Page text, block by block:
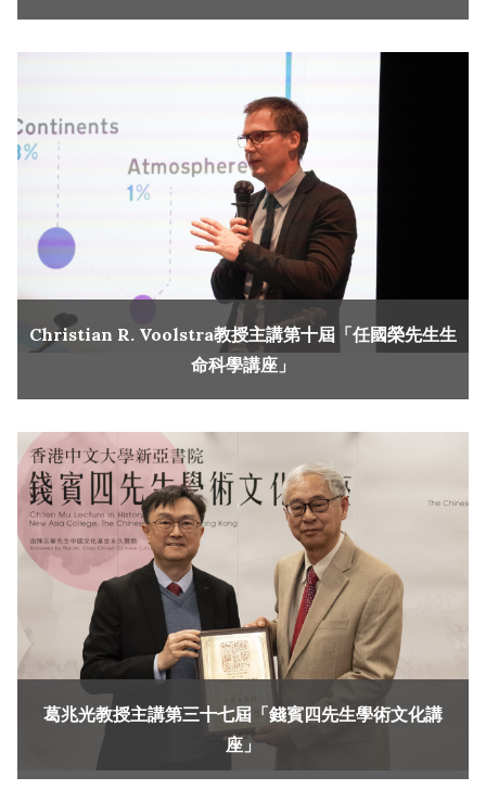
Christian R. Voolstra教授主講第十屆「任國榮先生生
命科學講座」
葛兆光教授主講第三十七屆「錢賓四先生學術文化講
座」